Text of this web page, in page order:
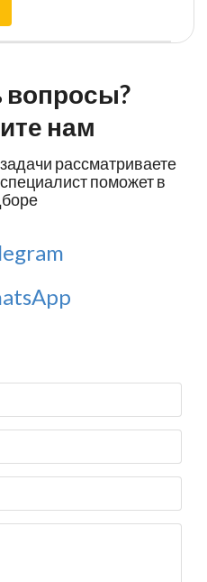
вопросы?
нам
рассматриваете
поможет в